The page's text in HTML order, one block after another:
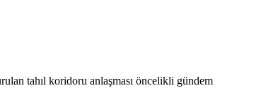
tahıl koridoru anlaşması öncelikli gündem